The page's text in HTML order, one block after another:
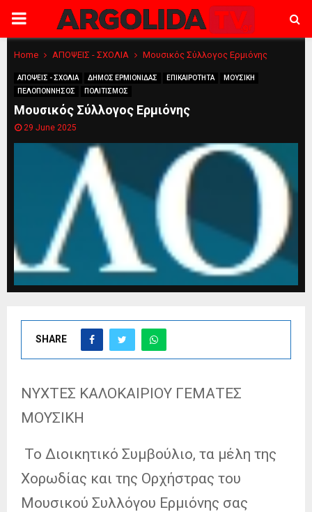
PRIMARY
MENU
Home ΑΠΟΨΕΙΣ - ΣΧΟΛΙΑ Μουσικός Σύλλογος Ερμιόνης
ΑΠΟΨΕΙΣ - ΣΧΟΛΙΑ ΔΗΜΟΣ ΕΡΜΙΟΝΙΔΑΣ ΕΠΙΚΑΙΡΟΤΗΤΑ
ΜΟΥΣΙΚΗ
ΠΕΛΟΠΟΝΝΗΣΟΣ
ΠΟΛΙΤΙΣΜΟΣ
Μουσικός Σύλλογος Ερμιόνης
29 June 2025
SHARE
ΝΥΧΤΕΣ ΚΑΛΟΚΑΙΡΙΟΥ ΓΕΜΑΤΕΣ
ΜΟΥΣΙΚΗ
Το Διοικητικό Συμβούλιο, τα μέλη της
Χορωδίας και της Ορχήστρας του
Μουσικού Συλλόγου Ερμιόνης σας